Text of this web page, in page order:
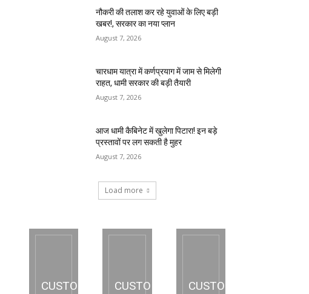
नौकरी की तलाश कर रहे युवाओं के लिए बड़ी
खबर!, सरकार का नया प्लान
August 7, 2026
चारधाम यात्रा में कर्णप्रयाग में जाम से मिलेगी
राहत, धामी सरकार की बड़ी तैयारी
August 7, 2026
आज धामी कैबिनेट में खुलेगा पिटारा! इन बड़े
प्रस्तावों पर लग सकती है मुहर
August 7, 2026
Load more
CUSTOM
CUSTOM
CUSTOM